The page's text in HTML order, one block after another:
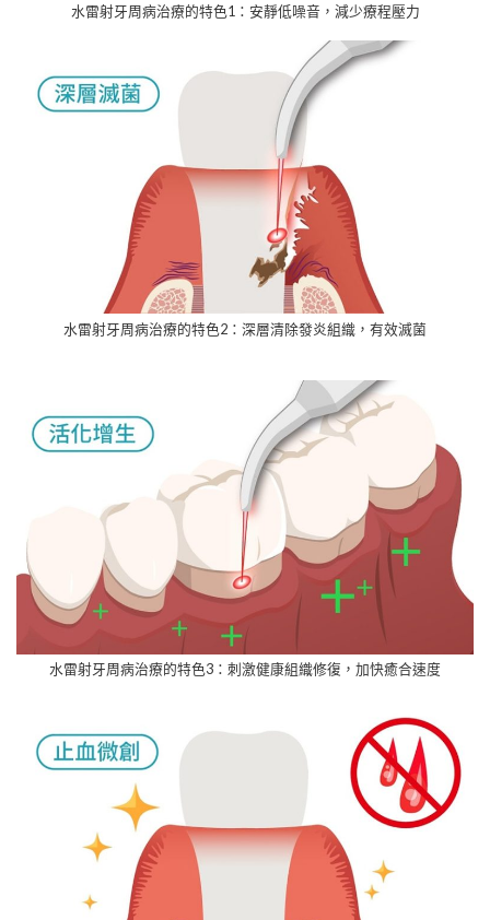
水雷射牙周病治療的特色1：安靜低噪音，減少療程壓力
水雷射牙周病治療的特色2：深層清除發炎組織，有效滅菌
水雷射牙周病治療的特色3：刺激健康組織修復，加快癒合速度